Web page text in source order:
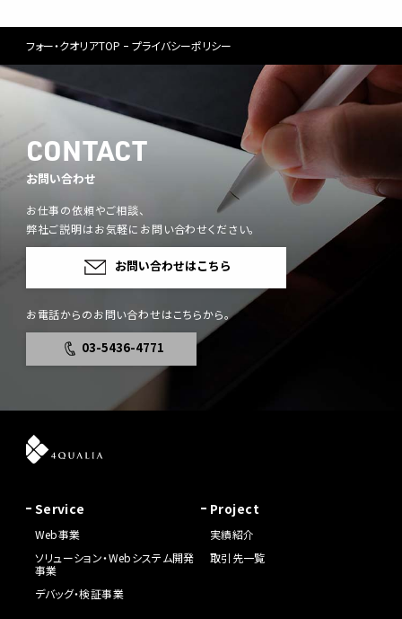
フォー・クオリアTOP プライバシーポリシー
CONTACT
お問い合わせ
お仕事の依頼やご相談、
弊社ご説明はお気軽にお問い合わせください。
お問い合わせはこちら
お電話からのお問い合わせはこちらから。
03-5436-4771
Service
Web事業
ソリューション・Webシステム開発
事業
デバッグ・検証事業
Project
実績紹介
取引先一覧